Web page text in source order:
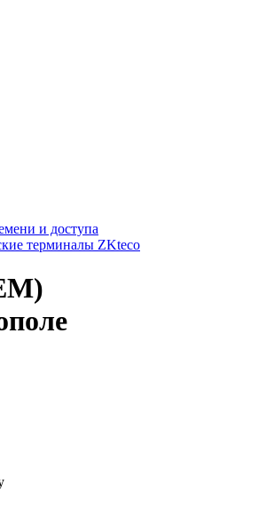
и доступа
терминалы ZKteco